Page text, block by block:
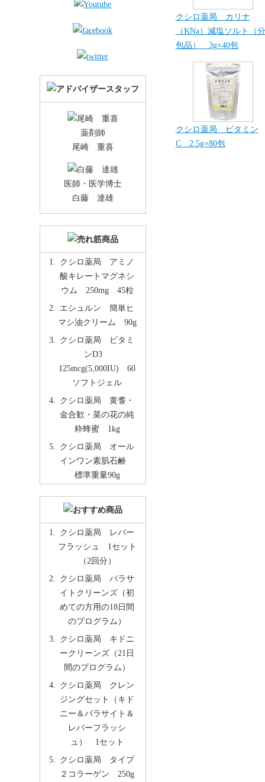
クシロ薬局 カリナ
（KNa）減塩ソルト（分
包品） 3g×40包
クシロ薬局 ビタミン
C 2.5g×80包
薬剤師
尾崎 重喜
医師・医学博士
白藤 達雄
クシロ薬局 アミノ
酸キレートマグネシ
ウム 250mg 45粒
エシュルン 簡単ヒ
マシ油クリーム 90g
クシロ薬局 ビタミ
ンD3
125mcg(5,000IU) 60
ソフトジェル
クシロ薬局 黄耆・
金合歓・菜の花の純
粋蜂蜜 1kg
クシロ薬局 オール
インワン素肌石鹸
標準重量90g
クシロ薬局 レバー
フラッシュ 1セット
（2回分）
クシロ薬局 パラサ
イトクリーンズ（初
めての方用の18日間
のプログラム）
クシロ薬局 キドニ
ークリーンズ（21日
間のプログラム）
クシロ薬局 クレン
ジングセット（キド
ニー＆パラサイト＆
レバーフラッシ
ュ） 1セット
クシロ薬局 タイプ
２コラーゲン 250g